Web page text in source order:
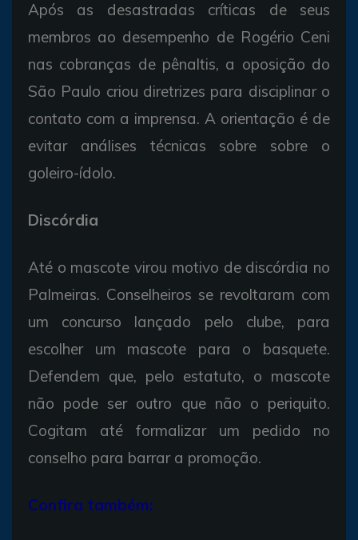
Após as desastradas críticas de seus
membros ao desempenho de Rogério Ceni
nas cobranças de pênaltis, a oposição do
São Paulo criou diretrizes para disciplinar o
contato com a imprensa. A orientação é de
evitar análises técnicas sobre sobre o
goleiro-ídolo.
Discórdia
Até o mascote virou motivo de discórdia no
Palmeiras. Conselheiros se revoltaram com
um concurso lançado pelo clube, para
escolher um mascote para o basquete.
Defendem que, pelo estatuto, o mascote
não pode ser outro que não o periquito.
Cogitam até formalizar um pedido no
conselho para barrar a promoção.
Confira também: